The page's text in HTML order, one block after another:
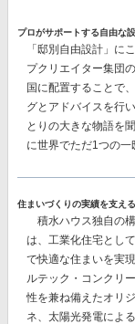
プロがサポートする自由な
「邸別自由設計」 に
プクリエイター集団の
国に配置することで
グとアドバイスを行
とりの大きな物語を
に世界でただ1つの一
住まいづくりの実績を支え
積水ハウス独自の
は、工業化住宅とし
で快適な住まいを実
ルテック・コンクリー
性を兼ね備えたオリ
ネ、太陽光発電によ